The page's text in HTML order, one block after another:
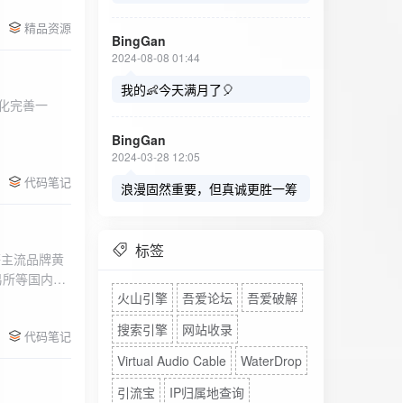
用户可以选
。开始 /
的监测间
败，会进
网址进
滚动到最
精品资源
完善一
代码笔记
流品牌黄
等国内黄
代码笔记
BingGan
2024-08-08 01:44
我的👶今天满月了🎈
BingGan
2024-03-28 12:05
浪漫固然重要，但真诚更胜一筹
标签
火山引擎 吾爱论坛
吾爱破解
搜索引擎
网站收录
Virtual Audio Cable
WaterDrop
引流宝
IP归属地查询